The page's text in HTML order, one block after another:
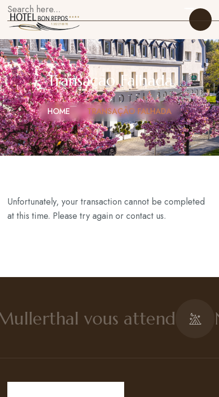
Início
Quartos
Restaurante
O que fazer
Transação Falhada
HOME TRANSAÇÃO FALHADA
Unfortunately, your transaction cannot be completed
at this time. Please try again or contact us.
vous attend